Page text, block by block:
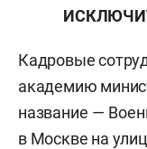
Кадровые
академию
название —
в Москве на